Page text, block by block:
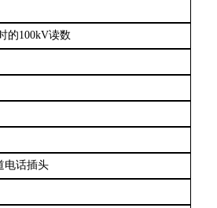
的100kV读数
电话插头